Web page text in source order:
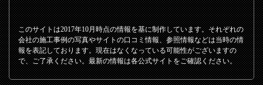
このサイトは2017年10月時点の情報を基に制作しています。それぞれの
会社の施工事例の写真やサイトの口コミ情報、参照情報などは当時の情
報を表記しております。現在はなくなっている可能性がございますの
で、ご了承ください。最新の情報は各公式サイトをご確認ください。